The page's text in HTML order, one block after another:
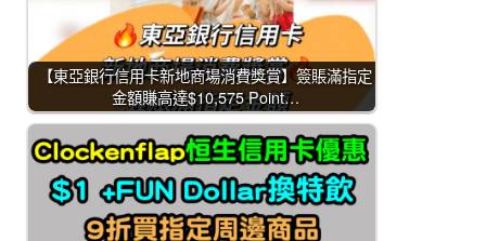
【東亞銀行信用卡新地商場消費獎賞】簽賬滿指定
金額賺高達$10,575 Point…